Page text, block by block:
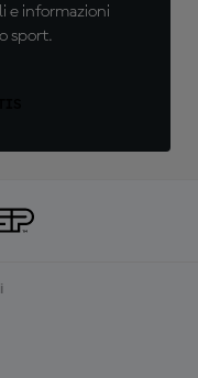
e informazioni
sport.